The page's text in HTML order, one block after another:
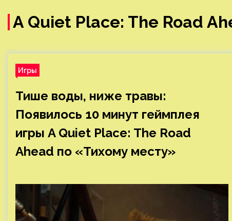
A Quiet Place: The Road
Игры
Тише воды, ниже травы:
Появилось 10 минут геймплея
игры A Quiet Place: The Road
Ahead по «Тихому месту»